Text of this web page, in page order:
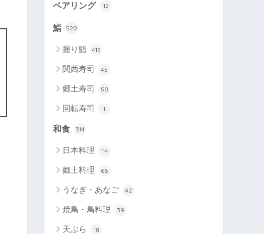
ペアリング 12
鮨 520
握り鮨 415
関西寿司 45
郷土寿司 50
回転寿司 1
和食 314
日本料理 114
郷土料理 66
うなぎ・あなご 42
焼鳥・鳥料理 39
天ぷら 18